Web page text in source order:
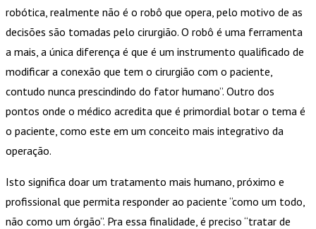
robótica, realmente não é o robô que opera, pelo motivo de as
decisões são tomadas pelo cirurgião. O robô é uma ferramenta
a mais, a única diferença é que é um instrumento qualificado de
modificar a conexão que tem o cirurgião com o paciente,
contudo nunca prescindindo do fator humano”. Outro dos
pontos onde o médico acredita que é primordial botar o tema é
o paciente, como este em um conceito mais integrativo da
operação.
Isto significa doar um tratamento mais humano, próximo e
profissional que permita responder ao paciente “como um todo,
não como um órgão”. Pra essa finalidade, é preciso “tratar de